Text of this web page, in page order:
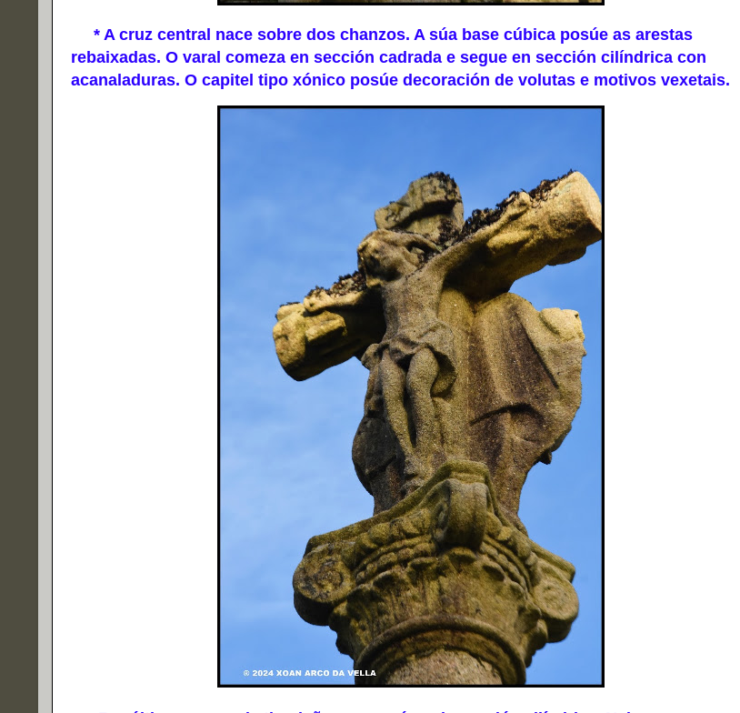
* A cruz central nace sobre dos chanzos. A súa base cúbica posúe as arestas
rebaixadas. O varal comeza en sección cadrada e segue en sección cilíndrica con
acanaladuras. O capitel tipo xónico posúe decoración de volutas e motivos vexetais.